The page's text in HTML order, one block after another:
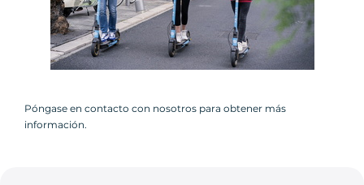
Póngase en contacto con nosotros para obtener más
información.